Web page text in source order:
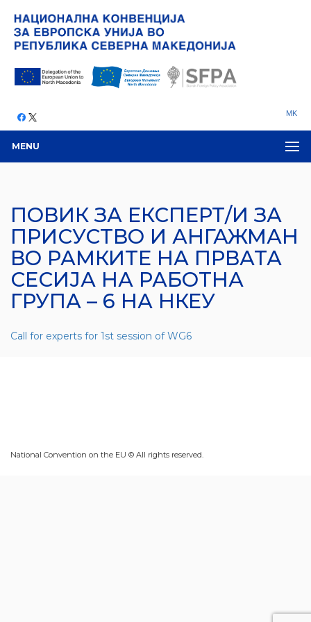
MK
MENU
ПОВИК ЗА ЕКСПЕРТ/И ЗА
ПРИСУСТВО И АНГАЖМАН
ВО РАМКИТЕ НА ПРВАТА
СЕСИЈА НА РАБОТНА
ГРУПА – 6 НА НКЕУ
Call for experts for 1st session of WG6
National Convention on the EU © All rights reserved.